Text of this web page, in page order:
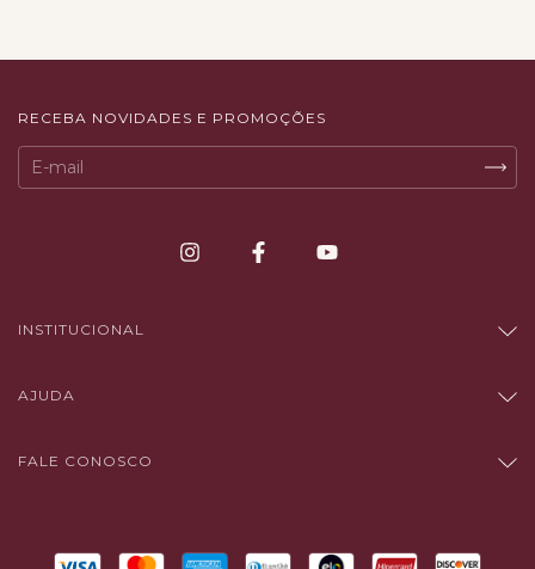
RECEBA NOVIDADES E PROMOÇÕES
INSTITUCIONAL
AJUDA
FALE CONOSCO